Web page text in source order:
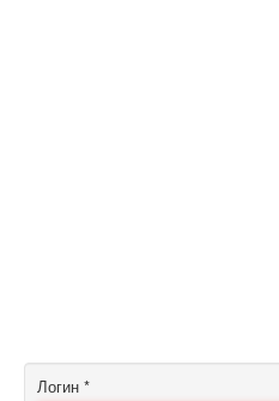
Логин *